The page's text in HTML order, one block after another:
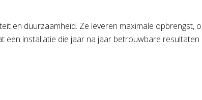
en duurzaamheid. Ze leveren maximale
installatie die jaar na jaar betrouwbare resultaten